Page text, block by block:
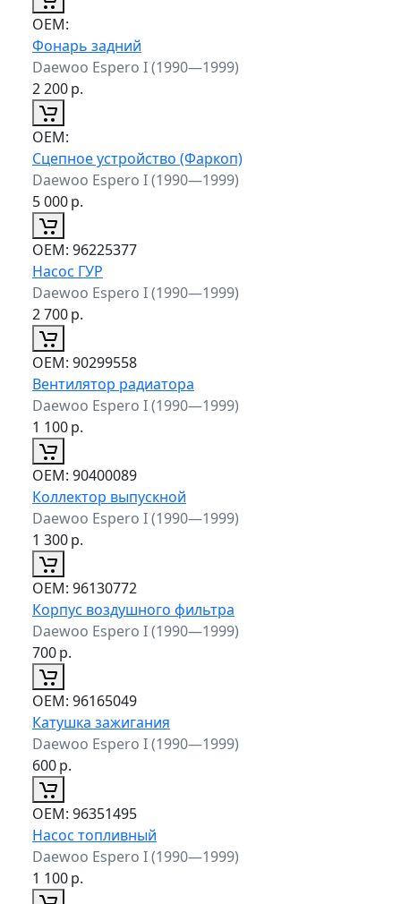
ОЕМ:
Фонарь задний
Daewoo Espero I (1990—1999)
2 200р.
ОЕМ:
Сцепное устройство (Фаркоп)
Daewoo Espero I (1990—1999)
5 000р.
ОЕМ: 96225377
Насос ГУР
Daewoo Espero I (1990—1999)
2 700р.
ОЕМ: 90299558
Вентилятор радиатора
Daewoo Espero I (1990—1999)
1 100р.
ОЕМ: 90400089
Коллектор выпускной
Daewoo Espero I (1990—1999)
1 300р.
ОЕМ: 96130772
Корпус воздушного фильтра
Daewoo Espero I (1990—1999)
700р.
ОЕМ: 96165049
Катушка зажигания
Daewoo Espero I (1990—1999)
600р.
ОЕМ: 96351495
Насос топливный
Daewoo Espero I (1990—1999)
1 100р.